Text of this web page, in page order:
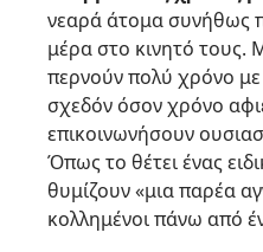
νεαρά άτομα συνήθως
μέρα στο κινητό τους.
περνούν πολύ χρόνο
σχεδόν όσον χρόνο
επικοινωνήσουν
Όπως το θέτει ένας
θυμίζουν «μια παρέα
κολλημένοι πάνω από